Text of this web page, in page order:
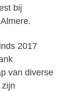
bij
2017
van diverse